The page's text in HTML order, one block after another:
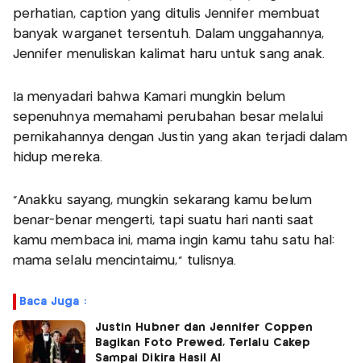
perhatian, caption yang ditulis Jennifer membuat
banyak warganet tersentuh. Dalam unggahannya,
Jennifer menuliskan kalimat haru untuk sang anak.
Ia menyadari bahwa Kamari mungkin belum
sepenuhnya memahami perubahan besar melalui
pernikahannya dengan Justin yang akan terjadi dalam
hidup mereka.
“Anakku sayang, mungkin sekarang kamu belum
benar-benar mengerti, tapi suatu hari nanti saat
kamu membaca ini, mama ingin kamu tahu satu hal:
mama selalu mencintaimu,” tulisnya.
Baca Juga :
Justin Hubner dan Jennifer Coppen
Bagikan Foto Prewed, Terlalu Cakep
Sampai Dikira Hasil AI